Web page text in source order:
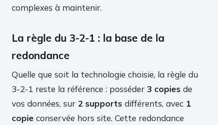
complexes à maintenir.
La règle du 3-2-1 : la base de la
redondance
Quelle que soit la technologie choisie, la règle du
3-2-1 reste la référence : posséder 3 copies de
vos données, sur 2 supports différents, avec 1
copie conservée hors site. Cette redondance